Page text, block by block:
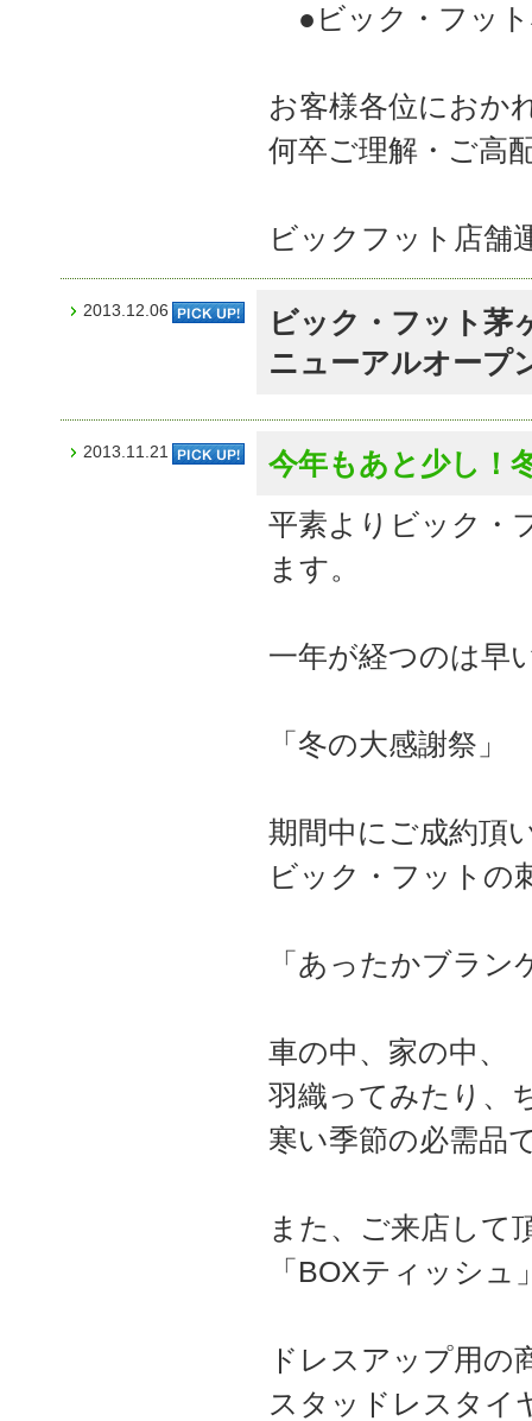
●ビック・フッ
お客様各位におか
何卒ご理解・ご高
ビックフット店舗
2013.12.06
ビック・フット茅
ニューアルオープ
2013.11.21
今年もあと少し！
平素よりビック・
ます。
一年が経つのは早
「冬の大感謝祭
期間中にご成約頂
ビック・フットの
「あったかブラ
車の中、家の中、
羽織ってみたり、
寒い季節の必需品
また、ご来店して
「BOXティッシ
ドレスアップ用の
スタッドレスタイ